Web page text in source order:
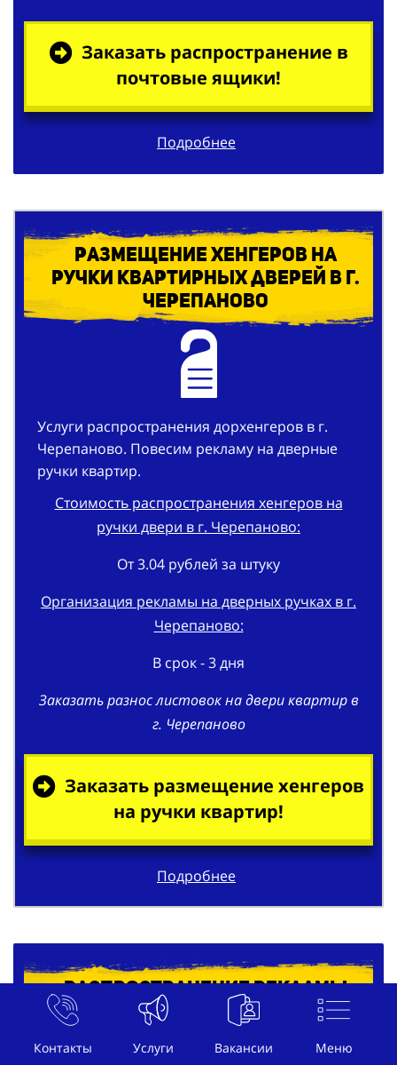
Контакты Услуги Вакансии Меню
Заказать распространение в
почтовые ящики!
Подробнее
Размещение хенгеров на
ручки квартирных дверей в г.
Черепаново
Услуги распространения дорхенгеров в г.
Черепаново. Повесим рекламу на дверные
ручки квартир.
Стоимость распространения хенгеров на
От 3.04 рублей за штуку
Организация рекламы на дверных ручках в г.
В срок - 3 дня
Заказать разнос листовок на двери квартир в
Заказать размещение хенгеров
на ручки квартир!
Подробнее
Распространение рекламы
под дворники автомобилей в г.
Черепаново